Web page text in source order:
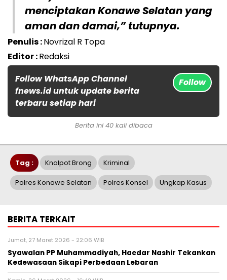
menciptakan Konawe Selatan yang
aman dan damai,” tutupnya.
Penulis :Novrizal R Topa
Editor :Redaksi
Follow WhatsApp Channel
fnews.id untuk update berita
terbaru setiap hari
Follow
Berita ini 40 kali dibaca
Tag : Knalpot Brong Kriminal
Polres Konawe Selatan Polres Konsel Ungkap Kasus
BERITA TERKAIT
Jumat, 27 Maret 2026 - 22:06 WIB
Syawalan PP Muhammadiyah, Haedar Nashir Tekankan
Kedewasaan Sikapi Perbedaan Lebaran